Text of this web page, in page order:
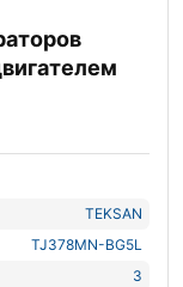
TEKSAN
TJ378MN-BG5L
3